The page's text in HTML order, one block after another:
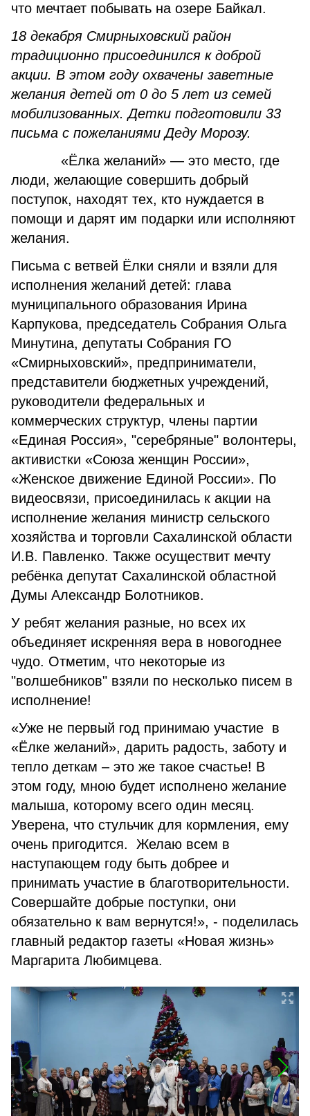
что мечтает побывать на озере Байкал.
18 декабря Смирныховский район
традиционно присоединился к доброй
акции. В этом году охвачены заветные
желания детей от 0 до 5 лет из семей
мобилизованных. Детки подготовили 33
письма с пожеланиями Деду Морозу.
«Ёлка желаний» — это место, где
люди, желающие совершить добрый
поступок, находят тех, кто нуждается в
помощи и дарят им подарки или исполняют
желания.
Письма с ветвей Ёлки сняли и взяли для
исполнения желаний детей: глава
муниципального образования Ирина
Карпукова, председатель Собрания Ольга
Минутина, депутаты Собрания ГО
«Смирныховский», предприниматели,
представители бюджетных учреждений,
руководители федеральных и
коммерческих структур, члены партии
«Единая Россия», "серебряные" волонтеры,
активистки «Союза женщин России»,
«Женское движение Единой России». По
видеосвязи, присоединилась к акции на
исполнение желания министр сельского
хозяйства и торговли Сахалинской области
И.В. Павленко. Также осуществит мечту
ребёнка депутат Сахалинской областной
Думы Александр Болотников.
У ребят желания разные, но всех их
объединяет искренняя вера в новогоднее
чудо. Отметим, что некоторые из
"волшебников" взяли по несколько писем в
исполнение!
«Уже не первый год принимаю участие в
«Ёлке желаний», дарить радость, заботу и
тепло деткам – это же такое счастье! В
этом году, мною будет исполнено желание
малыша, которому всего один месяц.
Уверена, что стульчик для кормления, ему
очень пригодится. Желаю всем в
наступающем году быть добрее и
принимать участие в благотворительности.
Совершайте добрые поступки, они
обязательно к вам вернутся!», - поделилась
главный редактор газеты «Новая жизнь»
Маргарита Любимцева.